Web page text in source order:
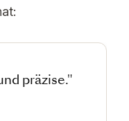
präzise."